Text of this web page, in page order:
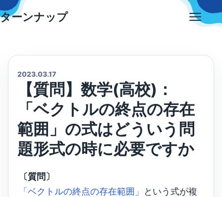
Skip
to
ターンナップ
2023.03.17
【質問】数学(高校)：
「ベクトルの終点の存在
範囲」の式はどういう問
題形式の時に必要ですか
〔質問〕
「ベクトルの終点の存在範囲」
という式が複